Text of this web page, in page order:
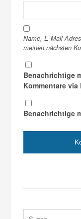
Name, E-Mail-
meinen nächsten
Benachrichtige
Kommentare via
Benachrichtige